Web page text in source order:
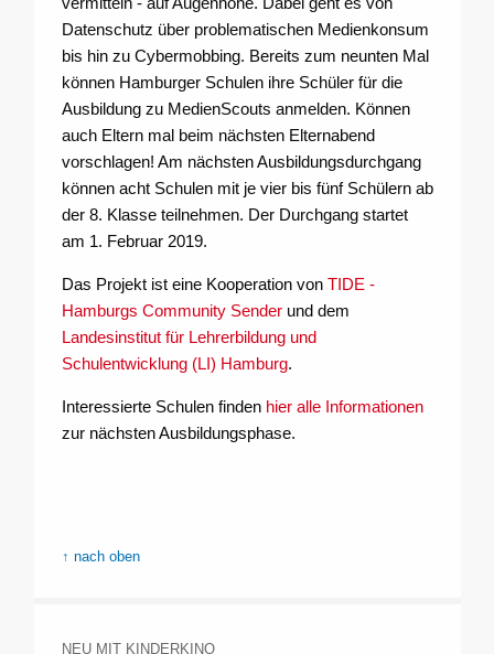
Datenschutz über problematischen Medienkonsum
bis hin zu Cybermobbing. Bereits zum neunten Mal
können Hamburger Schulen ihre Schüler für die
Ausbildung zu MedienScouts anmelden. Können
auch Eltern mal beim nächsten Elternabend
vorschlagen! Am nächsten Ausbildungsdurchgang
können acht Schulen mit je vier bis fünf Schülern ab
der 8. Klasse teilnehmen. Der Durchgang startet
am 1. Februar 2019.
Das Projekt ist eine Kooperation von TIDE -
Hamburgs Community Senderund dem
Landesinstitut für Lehrerbildung und
Schulentwicklung (LI) Hamburg.
Interessierte Schulen finden hier alle Informationen
zur nächsten Ausbildungsphase.
↑ nach oben
NEU MIT KINDERKINO